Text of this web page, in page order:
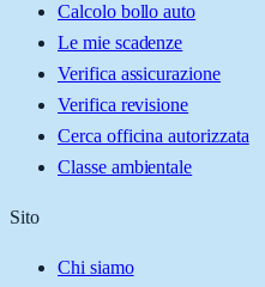
Calcolo bollo auto
Le mie scadenze
Verifica assicurazione
Verifica revisione
Cerca officina autorizzata
Classe ambientale
Sito
Chi siamo